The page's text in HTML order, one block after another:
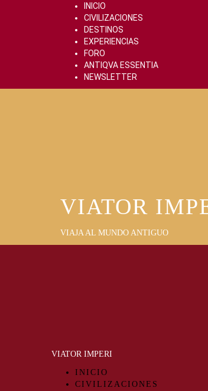
INICIO
CIVILIZACIONES
DESTINOS
EXPERIENCIAS
FORO
ANTIQVA ESSENTIA
NEWSLETTER
VIATOR
VIAJA AL MUNDO ANTIGUO
VIATOR IMPERI
INICIO
CIVILIZACIONES